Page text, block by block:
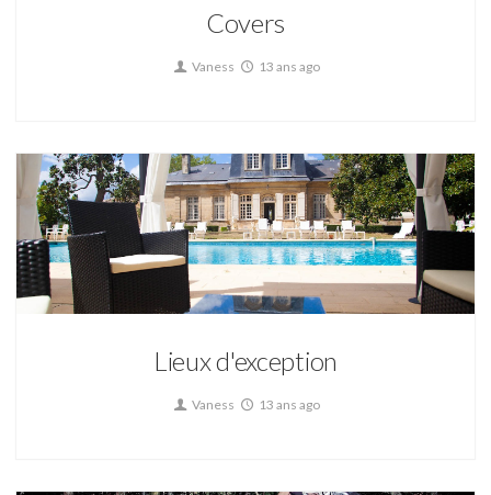
Covers
Vaness 13 ans ago
Lieux d'exception
Vaness 13 ans ago